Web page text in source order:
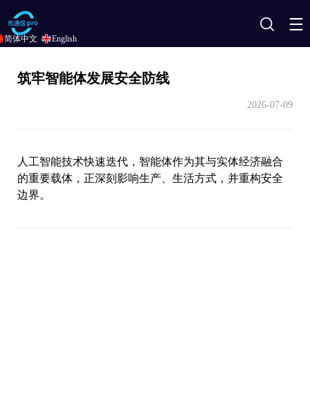
搜
筑牢智能体发展安全防线
2026-07-09
人工智能技术快速迭代，智能体作为其与实体经济融合
的重要载体，正深刻影响生产、生活方式，并重构安全
边界。
简体中文 English